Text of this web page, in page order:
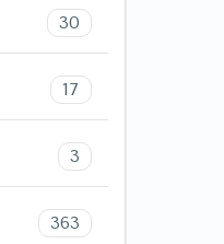
30
17
3
363